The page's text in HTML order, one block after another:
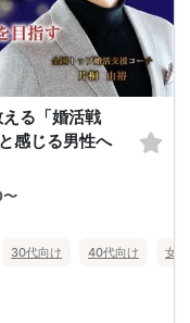
る「婚活戦
感じる男性へ
30代向け 40代向け 女